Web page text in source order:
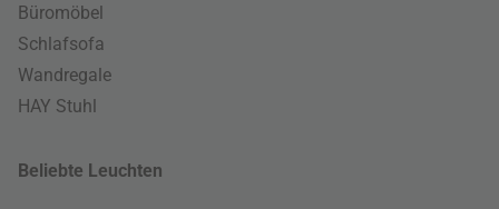
Büromöbel
Schlafsofa
Wandregale
HAY Stuhl
Beliebte Leuchten